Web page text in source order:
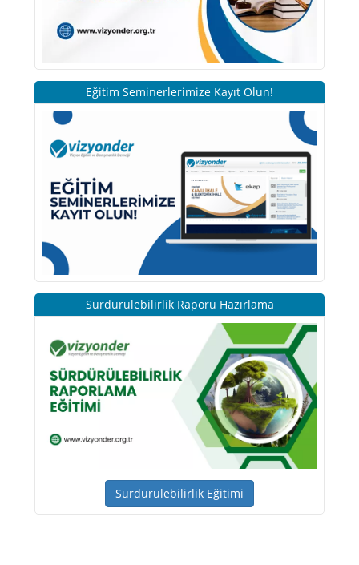
Eğitim Seminerlerimize Kayıt Olun!
Sürdürülebilirlik Raporu Hazırlama
Sürdürülebilirlik Eğitimi